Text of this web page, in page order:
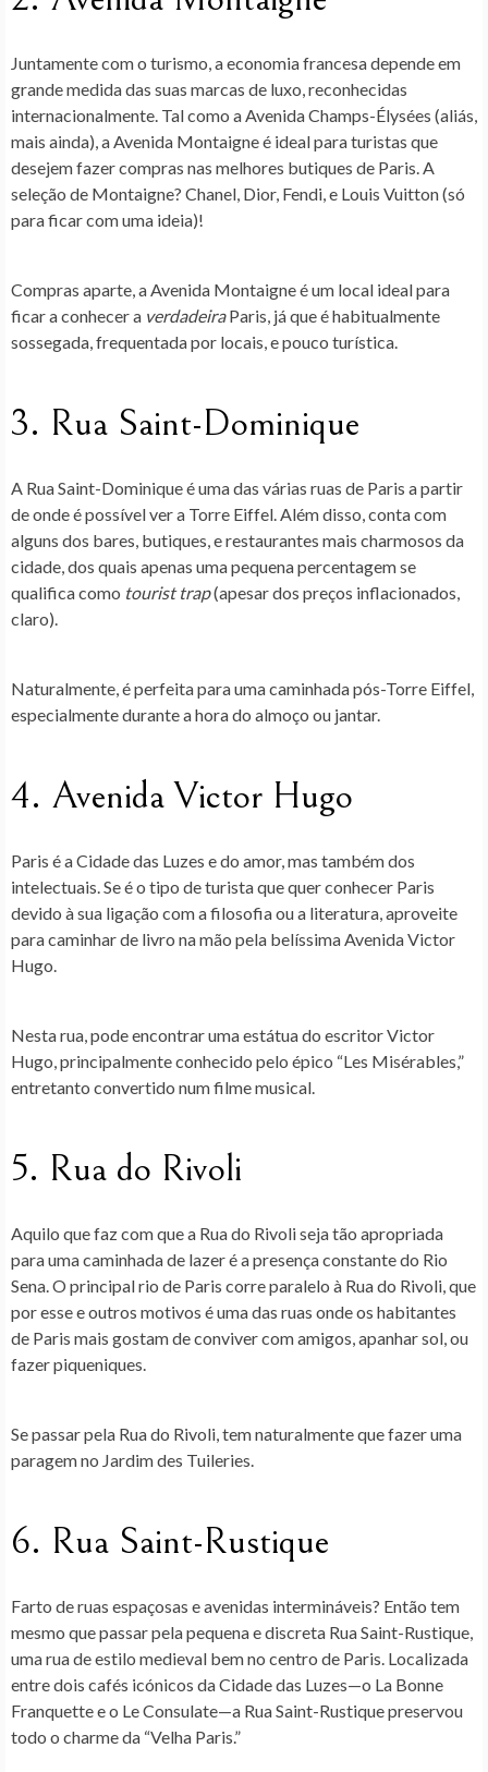
Juntamente com o turismo, a economia francesa depende em
grande medida das suas marcas de luxo, reconhecidas
internacionalmente. Tal como a Avenida Champs-Élysées (aliás,
mais ainda), a Avenida Montaigne é ideal para turistas que
desejem fazer compras nas melhores butiques de Paris. A
seleção de Montaigne? Chanel, Dior, Fendi, e Louis Vuitton (só
para ficar com uma ideia)!
Compras aparte, a Avenida Montaigne é um local ideal para
ficar a conhecer a verdadeiraParis, já que é habitualmente
sossegada, frequentada por locais, e pouco turística.
3. Rua Saint-Dominique
A Rua Saint-Dominique é uma das várias ruas de Paris a partir
de onde é possível ver a Torre Eiffel. Além disso, conta com
alguns dos bares, butiques, e restaurantes mais charmosos da
cidade, dos quais apenas uma pequena percentagem se
qualifica como tourist trap(apesar dos preços inflacionados,
claro).
Naturalmente, é perfeita para uma caminhada pós-Torre Eiffel,
especialmente durante a hora do almoço ou jantar.
4. Avenida Victor Hugo
Paris é a Cidade das Luzes e do amor, mas também dos
intelectuais. Se é o tipo de turista que quer conhecer Paris
devido à sua ligação com a filosofia ou a literatura, aproveite
para caminhar de livro na mão pela belíssima Avenida Victor
Hugo.
Nesta rua, pode encontrar uma estátua do escritor Victor
Hugo, principalmente conhecido pelo épico “Les Misérables,”
entretanto convertido num filme musical.
5. Rua do Rivoli
Aquilo que faz com que a Rua do Rivoli seja tão apropriada
para uma caminhada de lazer é a presença constante do Rio
Sena. O principal rio de Paris corre paralelo à Rua do Rivoli, que
por esse e outros motivos é uma das ruas onde os habitantes
de Paris mais gostam de conviver com amigos, apanhar sol, ou
fazer piqueniques.
Se passar pela Rua do Rivoli, tem naturalmente que fazer uma
paragem no Jardim des Tuileries.
6. Rua Saint-Rustique
Farto de ruas espaçosas e avenidas intermináveis? Então tem
mesmo que passar pela pequena e discreta Rua Saint-Rustique,
uma rua de estilo medieval bem no centro de Paris. Localizada
entre dois cafés icónicos da Cidade das Luzes—o La Bonne
Franquette e o Le Consulate—a Rua Saint-Rustique preservou
todo o charme da “Velha Paris.”